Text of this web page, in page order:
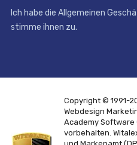
Ich habe die Allgemeinen
stimme ihnen zu.
Copyright © 1991-
Webdesign
Academy Software
vorbehalten.